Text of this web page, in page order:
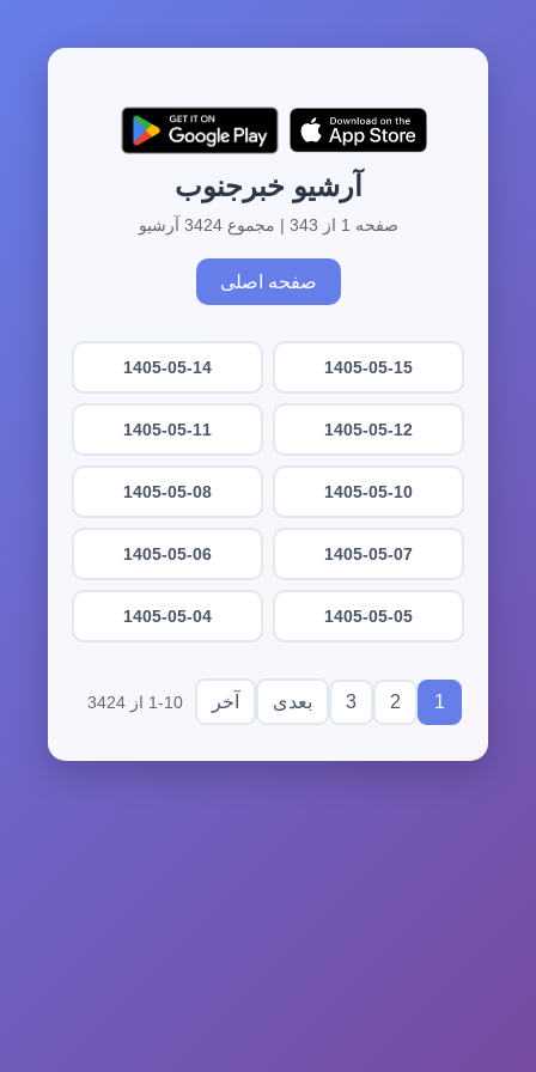
آرشیو خبرجنوب
صفحه 1 از 343 | مجموع 3424 آرشیو
صفحه اصلی
1405-05-15
1405-05-14
1405-05-12
1405-05-11
1405-05-10
1405-05-08
1405-05-07
1405-05-06
1405-05-05
1405-05-04
1
2
3 بعدی آخر 1-10 از 3424